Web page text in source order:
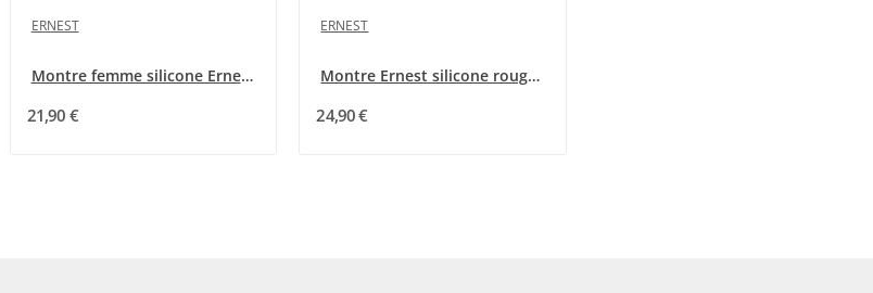
ERNEST
Montre femme silicone Ernest turquoise
21,90 €
ERNEST
Montre Ernest silicone rouge cadran strass
24,90 €